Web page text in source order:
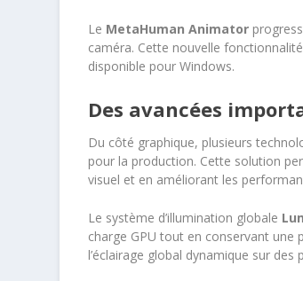
Le MetaHuman Animator
caméra. Cette nouvelle
disponible pour Windows.
Des avancées
Du côté graphique, plusieurs
pour la production. Cette solution
visuel et en améliorant les
Le système d’illumination globale
charge GPU tout en conservant une
l’éclairage global dynamique sur